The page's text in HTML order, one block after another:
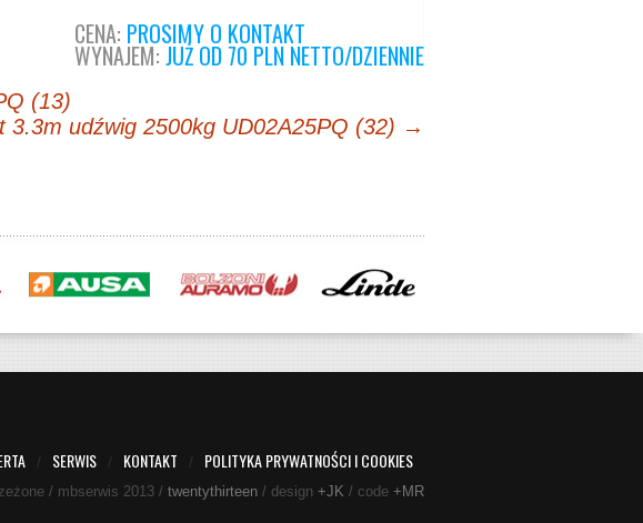
CENA: PROSIMY O KONTAKT
WYNAJEM: JUŻ OD 70 PLN NETTO/DZIENNIE
(13)
3.3m udźwig 2500kg UD02A25PQ (32) →
/ SERWIS / KONTAKT / POLITYKA PRYWATNOŚCI I COOKIES
/ mbserwis 2013 / twentythirteen / design +JK / code +MR